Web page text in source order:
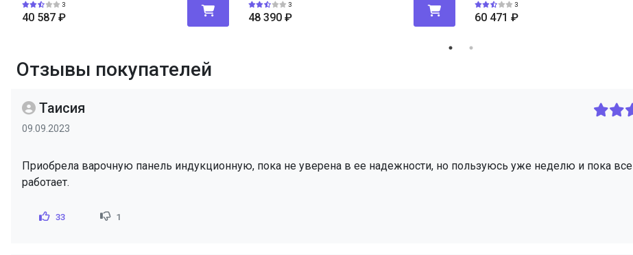
3
40 587 ₽
3
48 390 ₽
3
60 471 ₽
Отзывы покупателей
Таисия
09.09.2023
Приобрела варочную панель индукционную, пока не уверена в ее надежности, но пользуюсь уже неделю и пока все
работает.
33 1